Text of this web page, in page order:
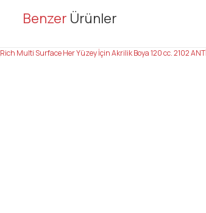
gördüğünüz noktaları öneri formunu kullanarak
Benzer Ürünler